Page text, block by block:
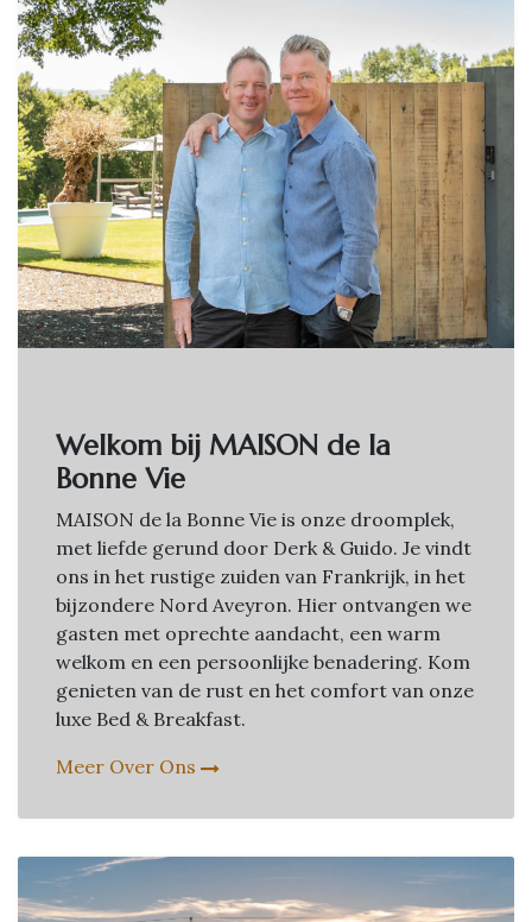
Welkom bij MAISON de la
Bonne Vie
MAISON de la Bonne Vie is onze droomplek,
met liefde gerund door Derk & Guido. Je vindt
ons in het rustige zuiden van Frankrijk, in het
bijzondere Nord Aveyron. Hier ontvangen we
gasten met oprechte aandacht, een warm
welkom en een persoonlijke benadering. Kom
genieten van de rust en het comfort van onze
luxe Bed & Breakfast.
Meer Over Ons